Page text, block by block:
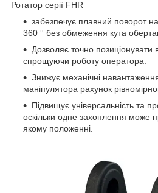
Ротатор серії FHR
забезпечує плавний поворот
360 ° без обмеження кута
Дозволяє точно позиціонувати
спрощуючи роботу оператора.
Знижує механічні
маніпулятора рахунок
Підвищує універсальність та
оскільки одне захоплення може
якому положенні.